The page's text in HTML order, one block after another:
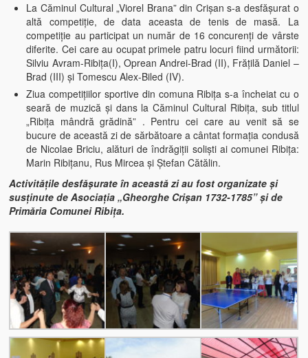
La Căminul Cultural „Viorel Brana” din Crişan s-a desfăşurat o
altă competiţie, de data aceasta de tenis de masă. La
competiţie au participat un număr de 16 concurenţi de vârste
diferite. Cei care au ocupat primele patru locuri fiind următorii:
Silviu Avram-Ribiţa(I), Oprean Andrei-Brad (II), Frăţilă Daniel –
Brad (III) şi Tomescu Alex-Biled (IV).
Ziua competiţiilor sportive din comuna Ribiţa s-a încheiat cu o
seară de muzică şi dans la Căminul Cultural Ribiţa, sub titlul
„Ribiţa mândră grădină” . Pentru cei care au venit să se
bucure de această zi de sărbătoare a cântat formaţia condusă
de Nicolae Briciu, alături de îndrăgiţii solişti ai comunei Ribiţa:
Marin Ribiţanu, Rus Mircea şi Ştefan Cătălin.
Activităţile desfăşurate în această zi au fost organizate şi
susţinute de Asociaţia „Gheorghe Crişan 1732-1785” şi de
Primăria Comunei Ribiţa.